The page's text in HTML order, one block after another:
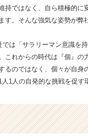
か
ら
カ
ウ
ト
が
持ではなく、自ら積極的に
す。そんな強気な姿勢が弊
は「サラリーマン意識を
これからの時代は『個』の
るのではなく、個々が自身
1人の自発的な挑戦を促す